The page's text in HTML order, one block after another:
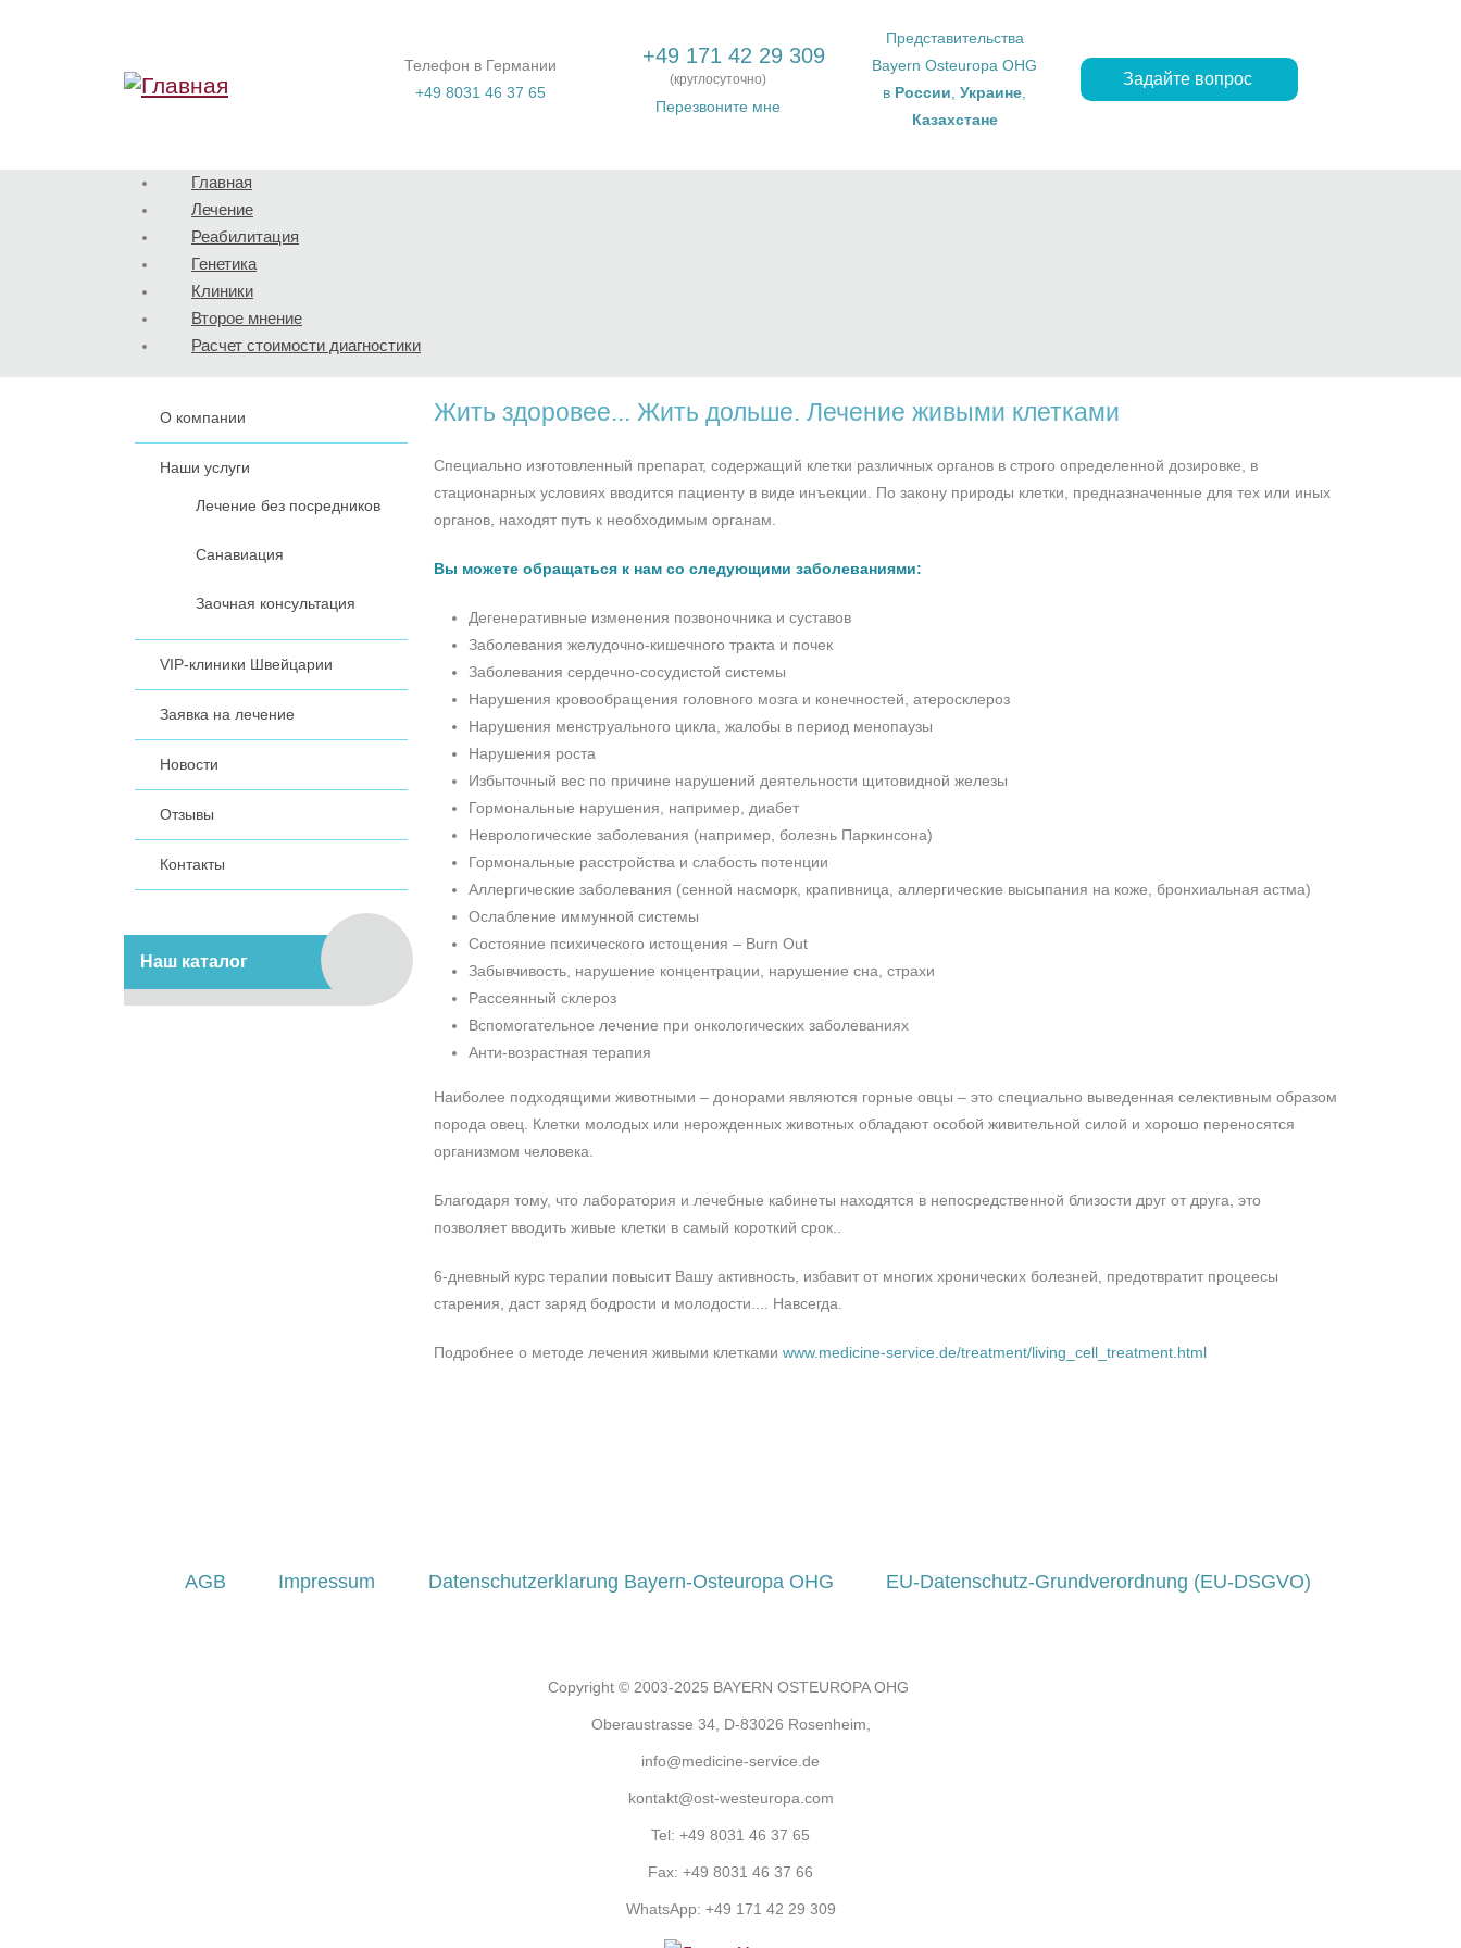
Телефон в Германии
+49 8031 46 37 65
+49 171 42 29 309
(круглосуточно)
Перезвоните мне
Представительства
Bayern Osteuropa OHG
в России ,Украине
Казахстане
Задайте вопрос
Главная
Лечение
Реабилитация
Генетика
Клиники
Второе мнение
Расчет стоимости диагностики
О компании
Наши услуги
Лечение без посредников
Санавиация
Заочная консультация
VIP-клиники Швейцарии
Заявка на лечение
Новости
Отзывы
Контакты
Наш каталог
Жить здоровее... Жить дольше. Лечение живыми клетками
Специально изготовленный препарат, содержащий клетки различных органов в строго определенной дозировке, в
стационарных условиях вводится пациенту в виде инъекции. По закону природы клетки, предназначенные для тех или иных
органов, находят путь к необходимым органам.
Вы можете обращаться к нам со следующими заболеваниями:
Дегенеративные изменения позвоночника и суставов
Заболевания желудочно-кишечного тракта и почек
Заболевания сердечно-сосудистой системы
Нарушения кровообращения головного мозга и конечностей, атеросклероз
Нарушения менструального цикла, жалобы в период менопаузы
Нарушения роста
Избыточный вес по причине нарушений деятельности щитовидной железы
Гормональные нарушения, например, диабет
Неврологические заболевания (например, болезнь Паркинсона)
Гормональные расстройства и слабость потенции
Аллергические заболевания (сенной насморк, крапивница, аллергические высыпания на коже, бронхиальная астма)
Ослабление иммунной системы
Состояние психического истощения – Burn Out
Забывчивость, нарушение концентрации, нарушение сна, страхи
Рассеянный склероз
Вспомогательное лечение при онкологических заболеваниях
Анти-возрастная терапия
Наиболее подходящими животными – донорами являются горные овцы – это специально выведенная селективным образом
порода овец. Клетки молодых или нерожденных животных обладают особой живительной силой и хорошо переносятся
организмом человека.
Благодаря тому, что лаборатория и лечебные кабинеты находятся в непосредственной близости друг от друга, это
позволяет вводить живые клетки в самый короткий срок..
6-дневный курс терапии повысит Вашу активность, избавит от многих хронических болезней, предотвратит процеесы
старения, даст заряд бодрости и молодости.... Навсегда.
Подробнее о методе лечения живыми клетками www.medicine-service.de/treatment/living_cell_treatment.html
AGB Impressum Datenschutzerklarung Bayern-Osteuropa OHG EU-Datenschutz-Grundverordnung (EU-DSGVO)
Copyright © 2003-2025 BAYERN OSTEUROPA OHG
Oberaustrasse 34, D-83026 Rosenheim,
info@medicine-service.de
kontakt@ost-westeuropa.com
Tel: +49 8031 46 37 65
Fax: +49 8031 46 37 66
WhatsApp: +49 171 42 29 309